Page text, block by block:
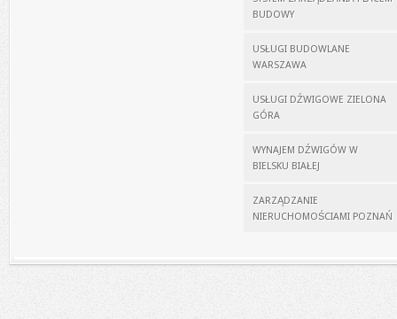
BUDOWY
USŁUGI BUDOWLANE
WARSZAWA
USŁUGI DŹWIGOWE ZIELONA
GÓRA
WYNAJEM DŹWIGÓW W
BIELSKU BIAŁEJ
ZARZĄDZANIE
NIERUCHOMOŚCIAMI POZNAŃ